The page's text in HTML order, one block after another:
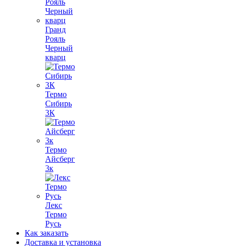
Гранд
Рояль
Черный
кварц
Термо
Сибирь
3К
Термо
Айсберг
3к
Лекс
Термо
Русь
Как заказать
Доставка и установка